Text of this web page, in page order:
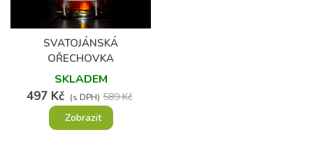
SVATOJÁNSKÁ
OŘECHOVKA
SKLADEM
497 Kč (s DPH) 589 Kč
Zobrazit